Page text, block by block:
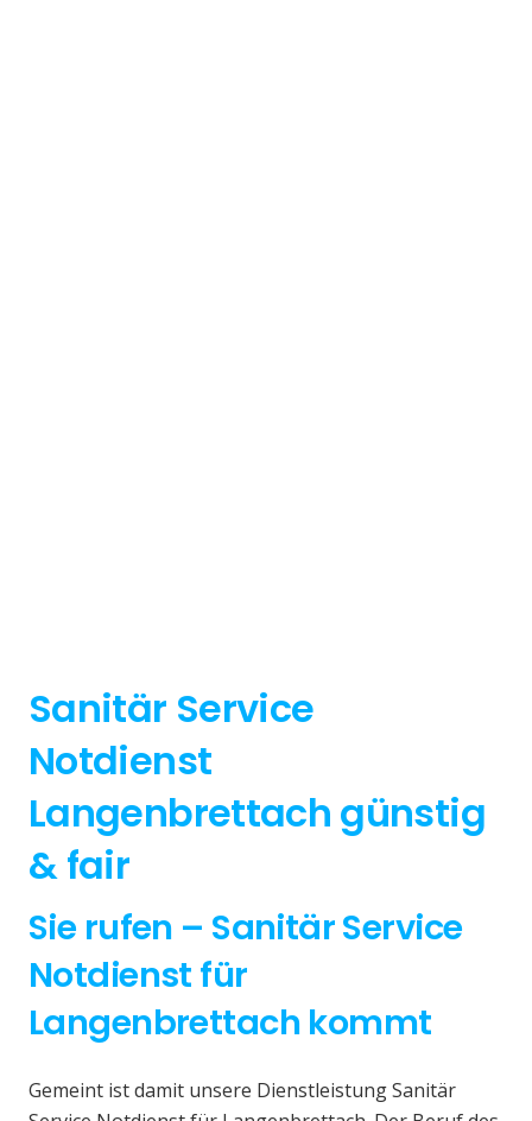
Sanitär Service
Notdienst
Langenbrettach günstig
& fair
Sie rufen – Sanitär Service
Notdienst für
Langenbrettach kommt
Gemeint ist damit unsere Dienstleistung Sanitär